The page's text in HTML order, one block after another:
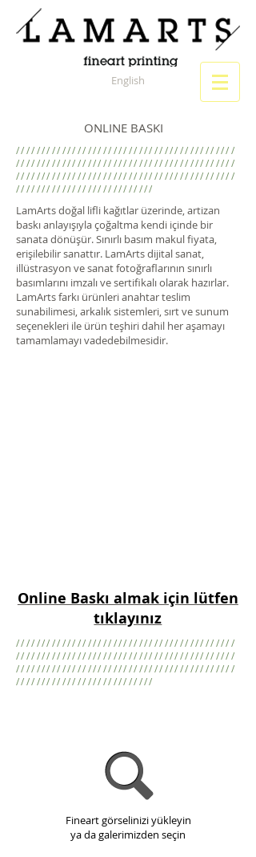
English
ONLINE BASKI
///////////////////////////////////////////
///////////////////////////////////////////
///////////////////////////////////////////
///////////////////////////
LamArts doğal lifli kağıtlar üzerinde, artizan
baskı anlayışıyla çoğaltma kendi içinde bir
sanata dönüşür. Sınırlı basım makul fiyata,
erişilebilir sanattır. LamArts dijital sanat,
illüstrasyon ve sanat fotoğraflarının sınırlı
basımlarını imzalı ve sertifikalı olarak hazırlar.
LamArts farkı ürünleri anahtar teslim
sunabilimesi, arkalık sistemleri, sırt ve sunum
seçenekleri ile ürün teşhiri dahil her aşamayı
tamamlamayı vadedebilmesidir.
///////////////////////////////////////////
///////////////////////////////////////////
///////////////////////////////////////////
///////////////////////////
Fineart görselinizi yükleyin
ya da galerimizden seçin
Online Baskı almak için lütfen
tıklayınız